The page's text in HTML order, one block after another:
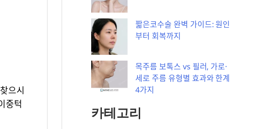
으시
중턱
짧은코수술 완벽 가이드: 원인
부터 회복까지
목주름 보톡스 vs 필러, 가로·
세로 주름 유형별 효과와 한계
4가지
카테고리